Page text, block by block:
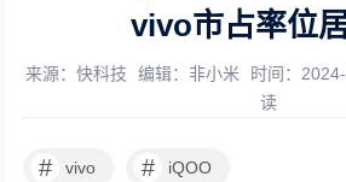
vivo市占率位
来源：快科技 编辑：非小米 时间：
读
# vivo # iQOO